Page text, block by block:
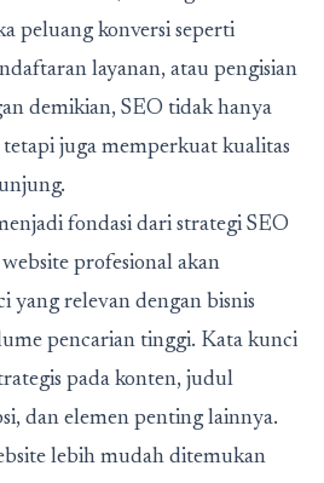
peluang konversi seperti
layanan, atau pengisian
demikian, SEO tidak hanya
juga memperkuat kualitas
fondasi dari strategi SEO
profesional akan
yang relevan dengan bisnis
pencarian tinggi. Kata kunci
pada konten, judul
dan elemen penting lainnya.
lebih mudah ditemukan